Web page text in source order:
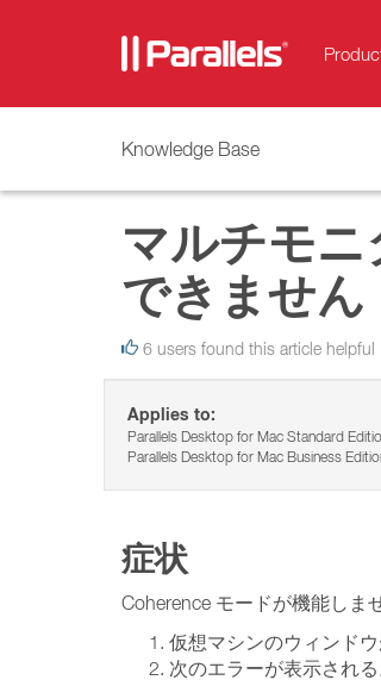
Knowledge Base
マルチモ
できません
6 users found this article helpful
Applies to:
Parallels Desktop for Mac Standard
Parallels Desktop for Mac Business
症状
Coherence モードが機能しま
仮想マシンのウィンド
次のエラーが表示される